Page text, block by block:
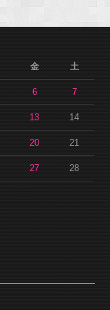
金 土
6 7
13 14
20 21
27 28